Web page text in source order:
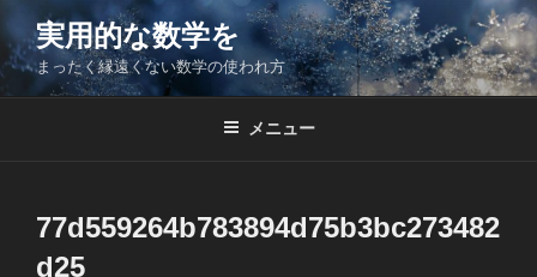
ン
テ
ン
実用的な数学を
まったく縁遠くない数学の使われ方
メニュー
77d559264b783894d75b3bc273482
d25